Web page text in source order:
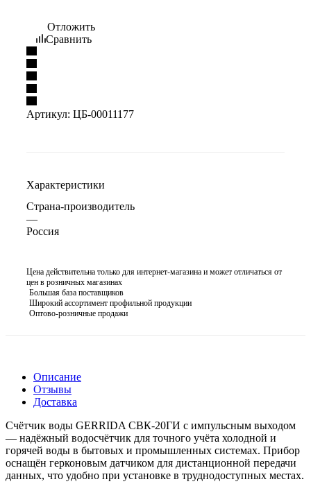
Отложить
Сравнить
Артикул: ЦБ-00011177
Характеристики
Страна-производитель
—
Россия
Цена действительна только для интернет-магазина и может отличаться от
цен в розничных магазинах
Большая база поставщиков
Широкий ассортимент профильной продукции
Оптово-розничные продажи
Описание
Отзывы
Доставка
Счётчик воды GERRIDA СВК-20ГИ с импульсным выходом
— надёжный водосчётчик для точного учёта холодной и
горячей воды в бытовых и промышленных системах. Прибор
оснащён герконовым датчиком для дистанционной передачи
данных, что удобно при установке в труднодоступных местах.